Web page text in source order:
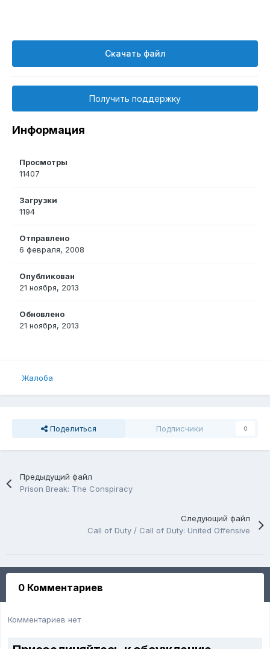
Скачать файл
Получить поддержку
Информация
Просмотры
11407
Загрузки
1194
Отправлено
6 февраля, 2008
Опубликован
21 ноября, 2013
Обновлено
21 ноября, 2013
Жалоба
Поделиться Подписчики 0
Предыдущий файл
Prison Break: The Conspiracy
Следующий файл
Call of Duty / Call of Duty: United Offensive
0 Комментариев
Комментариев нет